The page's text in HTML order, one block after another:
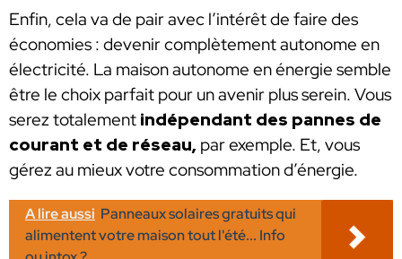
Enfin, cela va de pair avec l’intérêt de faire des
économies : devenir complètement autonome en
électricité. La maison autonome en énergie semble
être le choix parfait pour un avenir plus serein. Vous
serez totalement indépendant des pannes de
courant et de réseau, par exemple. Et, vous
gérez au mieux votre consommation d’énergie.
A lire aussi Panneaux solaires gratuits qui
alimentent votre maison tout l'été... Info